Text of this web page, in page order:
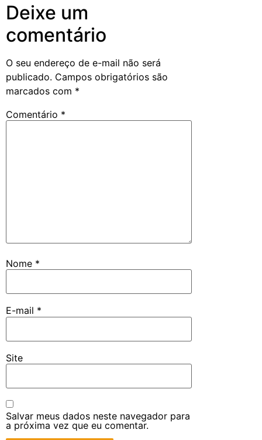
Deixe um
comentário
O seu endereço de e-mail não será
publicado. Campos obrigatórios são
marcados com *
Comentário *
Nome *
E-mail *
Site
Salvar meus dados neste navegador para
a próxima vez que eu comentar.